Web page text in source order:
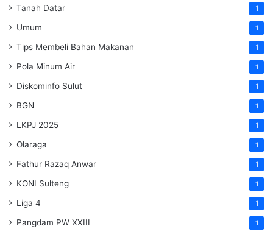
Tanah Datar 1
Umum 1
Tips Membeli Bahan Makanan 1
Pola Minum Air 1
Diskominfo Sulut 1
BGN 1
LKPJ 2025 1
Olaraga 1
Fathur Razaq Anwar 1
KONI Sulteng 1
Liga 4 1
Pangdam PW XXIII 1